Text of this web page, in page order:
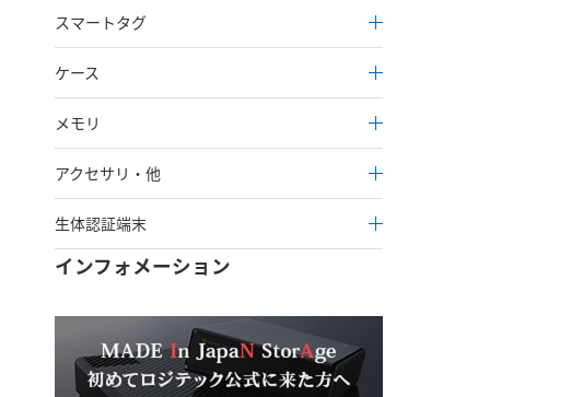
スマートタグ
ケース
メモリ
アクセサリ・他
生体認証端末
インフォメーション